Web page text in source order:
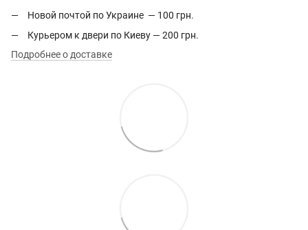
Новой почтой по Украине — 100 грн.
Курьером к двери по Киеву — 200 грн.
Подробнее о доставке